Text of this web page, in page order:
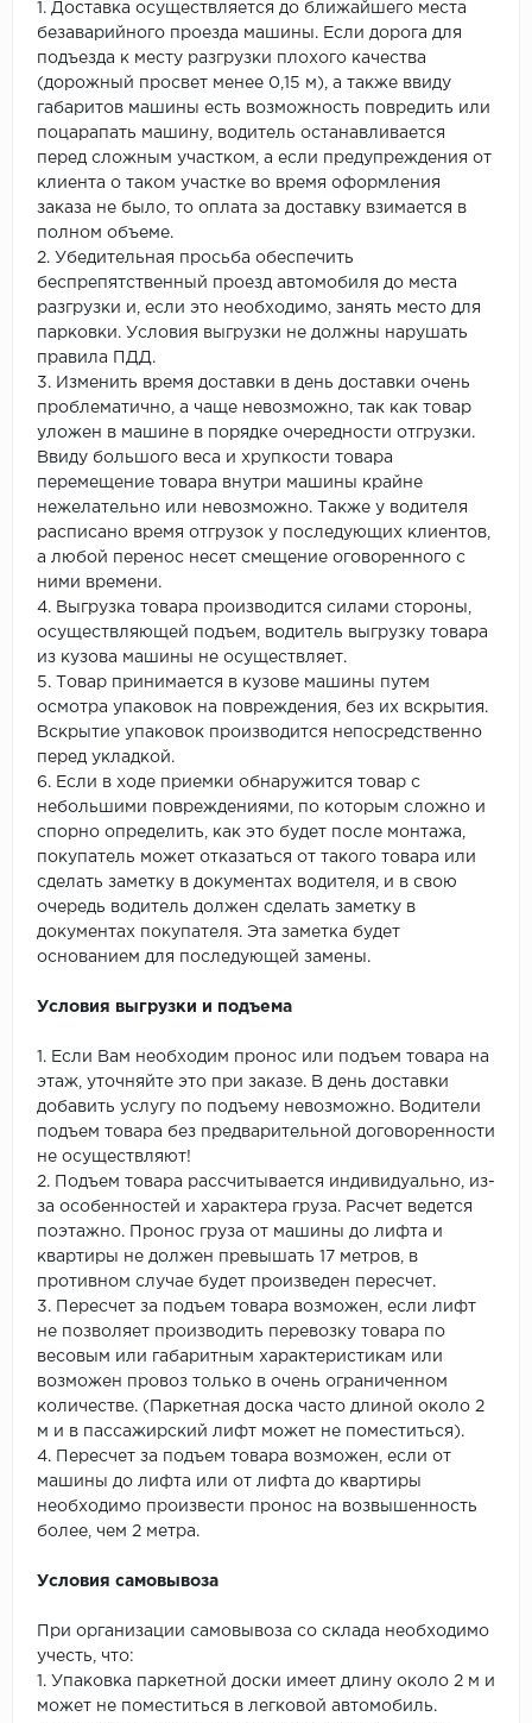
1. Доставка осуществляется до ближайшего места
безаварийного проезда машины. Если дорога для
подъезда к месту разгрузки плохого качества
(дорожный просвет менее 0,15 м), а также ввиду
габаритов машины есть возможность повредить или
поцарапать машину, водитель останавливается
перед сложным участком, а если предупреждения от
клиента о таком участке во время оформления
заказа не было, то оплата за доставку взимается в
полном объеме.
2. Убедительная просьба обеспечить
беспрепятственный проезд автомобиля до места
разгрузки и, если это необходимо, занять место для
парковки. Условия выгрузки не должны нарушать
правила ПДД.
3. Изменить время доставки в день доставки очень
проблематично, а чаще невозможно, так как товар
уложен в машине в порядке очередности отгрузки.
Ввиду большого веса и хрупкости товара
перемещение товара внутри машины крайне
нежелательно или невозможно. Также у водителя
расписано время отгрузок у последующих клиентов,
а любой перенос несет смещение оговоренного с
ними времени.
4. Выгрузка товара производится силами стороны,
осуществляющей подъем, водитель выгрузку товара
из кузова машины не осуществляет.
5. Товар принимается в кузове машины путем
осмотра упаковок на повреждения, без их вскрытия.
Вскрытие упаковок производится непосредственно
перед укладкой.
6. Если в ходе приемки обнаружится товар с
небольшими повреждениями, по которым сложно и
спорно определить, как это будет после монтажа,
покупатель может отказаться от такого товара или
сделать заметку в документах водителя, и в свою
очередь водитель должен сделать заметку в
документах покупателя. Эта заметка будет
основанием для последующей замены.
Условия выгрузки и подъема
1. Если Вам необходим пронос или подъем товара на
этаж, уточняйте это при заказе. В день доставки
добавить услугу по подъему невозможно. Водители
подъем товара без предварительной договоренности
не осуществляют!
2. Подъем товара рассчитывается индивидуально, из-
за особенностей и характера груза. Расчет ведется
поэтажно. Пронос груза от машины до лифта и
квартиры не должен превышать 17 метров, в
противном случае будет произведен пересчет.
3. Пересчет за подъем товара возможен, если лифт
не позволяет производить перевозку товара по
весовым или габаритным характеристикам или
возможен провоз только в очень ограниченном
количестве. (Паркетная доска часто длиной около 2
м и в пассажирский лифт может не поместиться).
4. Пересчет за подъем товара возможен, если от
машины до лифта или от лифта до квартиры
необходимо произвести пронос на возвышенность
более, чем 2 метра.
Условия самовывоза
При организации самовывоза со склада необходимо
учесть, что:
1. Упаковка паркетной доски имеет длину около 2 м и
может не поместиться в легковой автомобиль.